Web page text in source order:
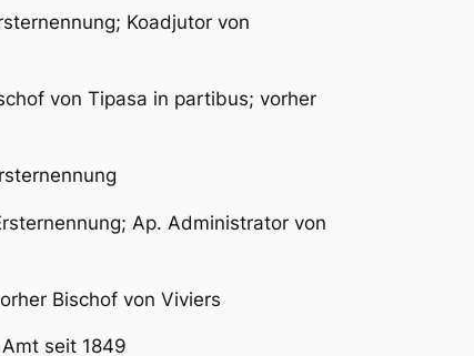
Koadjutor von
Tipasa in partibus; vorher
Ap. Administrator von
von Viviers
seit 1849